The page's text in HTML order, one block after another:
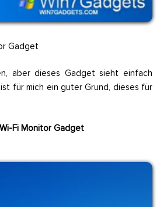
Gadget
aber dieses Gadget sieht einfach
für mich ein guter Grund, dieses für
Fi Monitor Gadget